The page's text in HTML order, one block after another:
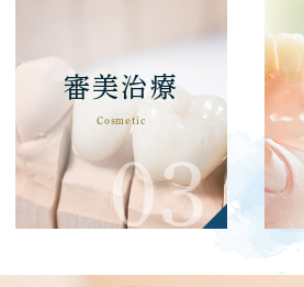
審美治療
Cosmetic